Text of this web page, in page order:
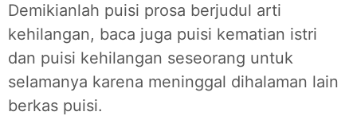
Demikianlah puisi prosa berjudul arti
kehilangan, baca juga puisi kematian istri
dan puisi kehilangan seseorang untuk
selamanya karena meninggal dihalaman lain
berkas puisi.